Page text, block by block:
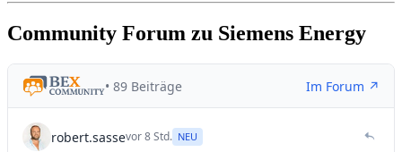
Community Forum zu Siemens Energy